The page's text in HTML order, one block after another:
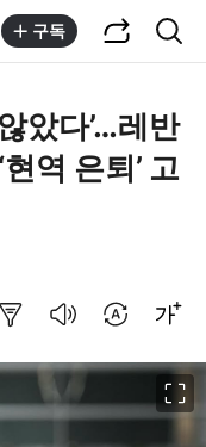
구독
았다’…레반
역 은퇴’ 고